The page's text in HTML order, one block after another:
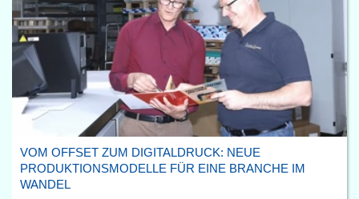
VOM OFFSET ZUM DIGITALDRUCK: NEUE
PRODUKTIONSMODELLE FÜR EINE BRANCHE IM
WANDEL